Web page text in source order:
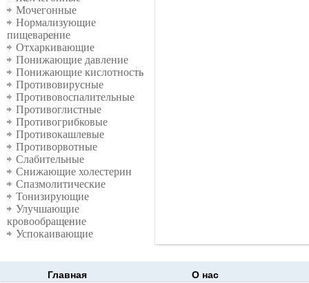
Мочегонные
Нормализующие
пищеварение
Отхаркивающие
Понижающие давление
Понижающие кислотность
Противовирусные
Противовоспалительные
Противоглистные
Противогрибковые
Противокашлевые
Противорвотные
Слабительные
Снижающие холестерин
Спазмолитические
Тонизирующие
Улучшающие
кровообращение
Успокаивающие
Главная О нас